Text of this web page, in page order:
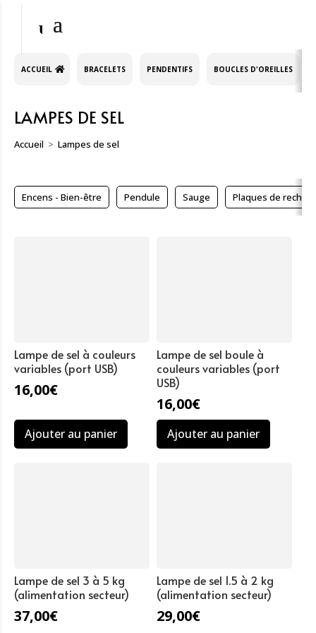
ACCUEIL BRACELETS PENDENTIFS BOUCLES D'OREILLES
LAMPES DE SEL
Accueil Lampes de sel
Encens - Bien-être Pendule Sauge Plaques de
Lampe de sel à couleurs
variables (port USB)
16,00€
Ajouter au panier
Lampe de sel boule à
couleurs variables (port
USB)
16,00€
Ajouter au panier
Lampe de sel 3 à 5 kg
(alimentation secteur)
37,00€
Lampe de sel 1.5 à 2 kg
(alimentation secteur)
29,00€